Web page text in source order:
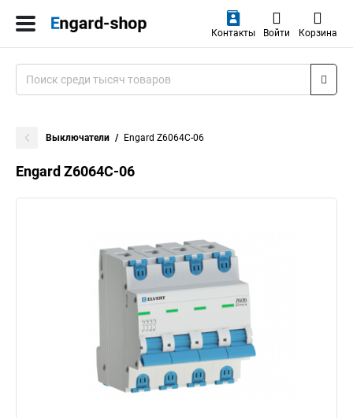
Контакты Войти Корзина
Выключатели Engard Z6064C-06
Engard Z6064C-06